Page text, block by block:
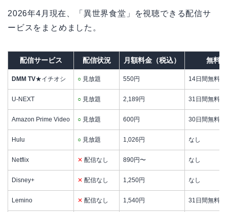
2026年4月現在、「異世界食堂」を視聴できる配信サ
ービスをまとめました。
配信サービス 配信状況 月額料金（税込） 無料
DMM TV★イチオシ ○ 見放題 550円 14日間無料
U-NEXT ○ 見放題 2,189円 31日間無料 /
Amazon Prime Video ○ 見放題 600円 30日間無料
Hulu ○ 見放題 1,026円 なし
Netflix ✕ 配信なし 890円〜 なし
Disney+ ✕ 配信なし 1,250円 なし
Lemino ✕ 配信なし 1,540円 31日間無料